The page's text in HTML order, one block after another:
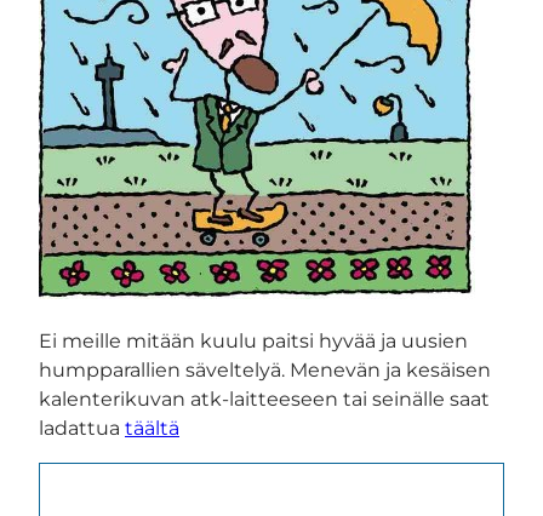
Ei meille mitään kuulu paitsi hyvää ja uusien
humpparallien säveltelyä. Menevän ja kesäisen
kalenterikuvan atk-laitteeseen tai seinälle saat
ladattua täältä